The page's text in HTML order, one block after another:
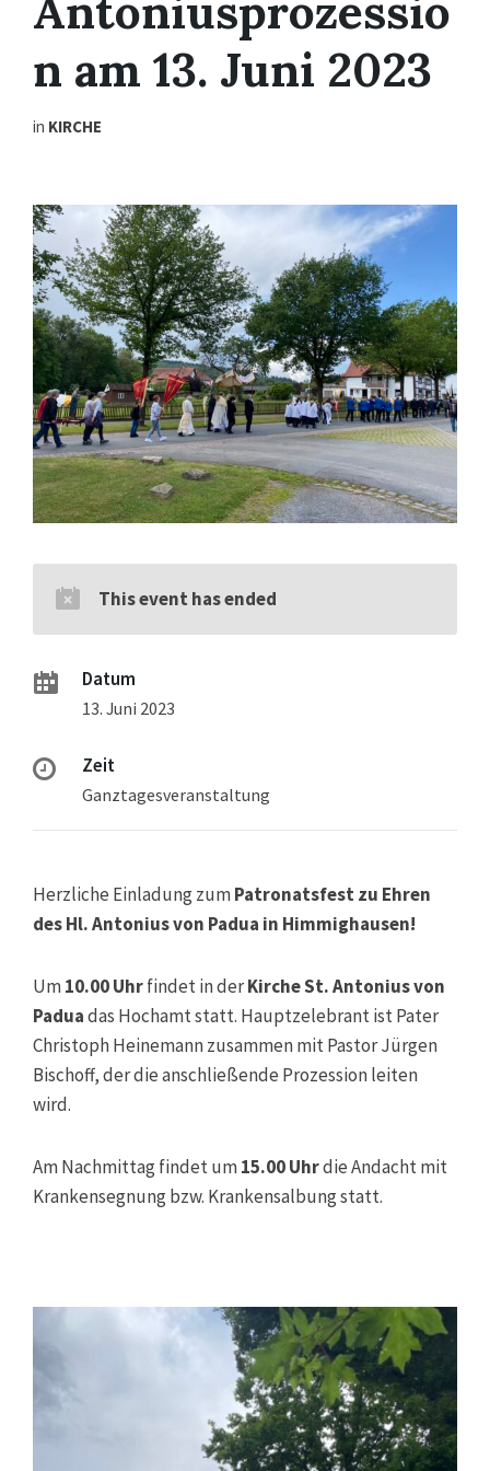
n am 13. Juni 2023
in KIRCHE
This event has ended
Datum
13. Juni 2023
Zeit
Ganztagesveranstaltung
Herzliche Einladung zumPatronatsfest zu Ehren
des Hl. Antonius von Padua in Himmighausen!
Um10.00 Uhrfindet in derKirche St. Antonius von
Paduadas Hochamt statt. Hauptzelebrant ist Pater
Christoph Heinemann zusammen mit Pastor Jürgen
Bischoff, der die anschließende Prozession leiten
wird.
Am Nachmittag findet um15.00 Uhrdie Andacht mit
Krankensegnung bzw. Krankensalbung statt.